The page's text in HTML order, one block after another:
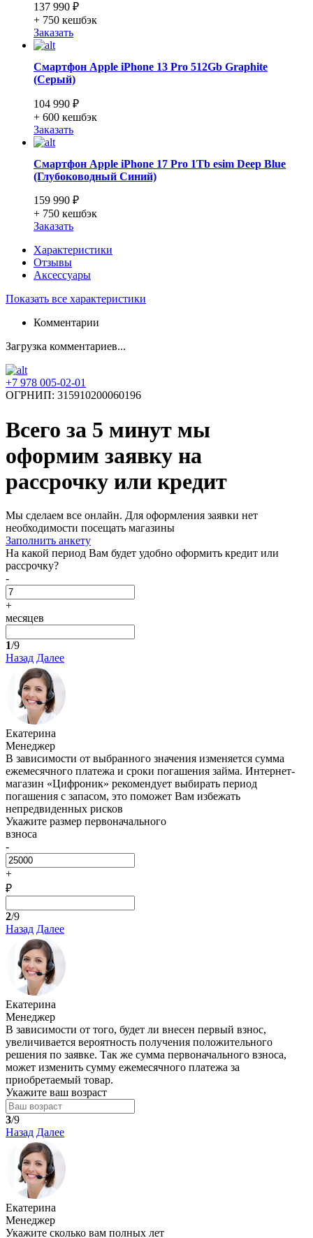
137 990 ₽
+ 750 кешбэк
Заказать
Смартфон Apple iPhone 13 Pro 512Gb Graphite
(Серый)
104 990 ₽
+ 600 кешбэк
Заказать
Смартфон Apple iPhone 17 Pro 1Tb esim Deep Blue
(Глубоководный Синий)
159 990 ₽
+ 750 кешбэк
Заказать
Характеристики
Отзывы
Аксессуары
Показать все характеристики
Комментарии
Загрузка комментариев...
+7 978 005-02-01
ОГРНИП: 315910200060196
Всего за 5 минут мы
оформим заявку на
рассрочку или кредит
Мы сделаем все онлайн. Для оформления заявки нет
необходимости посещать магазины
Заполнить анкету
На какой период Вам будет удобно оформить кредит или
рассрочку?
-
+
месяцев
1/9
Назад Далее
Екатерина
Менеджер
В зависимости от выбранного значения изменяется сумма
ежемесячного платежа и сроки погашения займа. Интернет-
магазин «Цифроник» рекомендует выбирать период
погашения с запасом, это поможет Вам избежать
непредвиденных рисков
Укажите размер первоначального
взноса
-
+
₽
2/9
Назад Далее
Екатерина
Менеджер
В зависимости от того, будет ли внесен первый взнос,
увеличивается вероятность получения положительного
решения по заявке. Так же сумма первоначального взноса,
может изменить сумму ежемесячного платежа за
приобретаемый товар.
Укажите ваш возраст
3/9
Назад Далее
Екатерина
Менеджер
Укажите сколько вам полных лет